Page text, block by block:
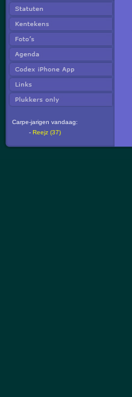
Carpe-jarigen vandaag:
- Reejz (37)